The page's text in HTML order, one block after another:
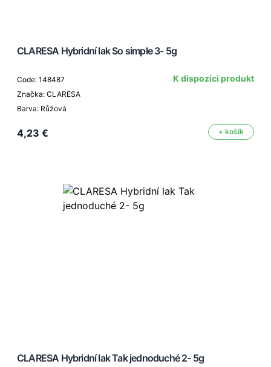
CLARESA Hybridní lak So simple 3- 5g
Code: 148487
Značka: CLARESA
Barva: Růžová
K dispozici produkt
4,23 € + košík
CLARESA Hybridní lak Tak jednoduché 2- 5g